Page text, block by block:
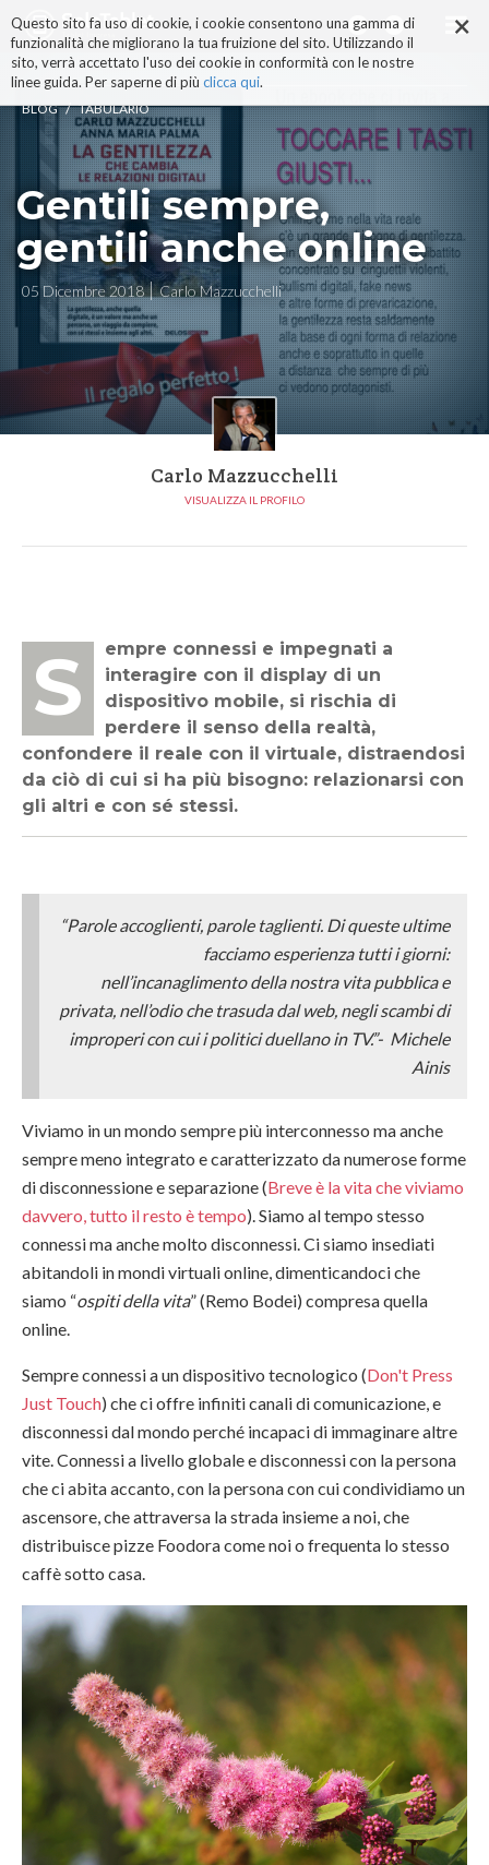
×
Questo sito fa uso di cookie, i cookie consentono una gamma di
funzionalità che migliorano la tua fruizione del sito. Utilizzando il
sito, verrà accettato l'uso dei cookie in conformità con le nostre
linee guida. Per saperne di più clicca qui.
ai
contenuti.
|
alla
navigazione
BLOG / TABULARIO
Gentili sempre,
gentili anche online
05 Dicembre 2018 Carlo Mazzucchelli
Carlo Mazzucchelli
VISUALIZZA IL PROFILO
Sempre connessi e impegnati a
interagire con il display di un
dispositivo mobile, si rischia di
perdere il senso della realtà,
confondere il reale con il virtuale, distraendosi
da ciò di cui si ha più bisogno: relazionarsi con
gli altri e con sé stessi.
“Parole accoglienti, parole taglienti. Di queste ultime
facciamo esperienza tutti i giorni:
nell’incanaglimento della nostra vita pubblica e
privata, nell’odio che trasuda dal web, negli scambi di
improperi con cui i politici duellano in TV.”- Michele
Ainis
Viviamo in un mondo sempre più interconnesso ma anche
sempre meno integrato e caratterizzato da numerose forme
di disconnessione e separazione (Breve è la vita che viviamo
davvero, tutto il resto è tempo). Siamo al tempo stesso
connessi ma anche molto disconnessi. Ci siamo insediati
abitandoli in mondi virtuali online, dimenticandoci che
siamo “ospiti della vita” (Remo Bodei) compresa quella
online.
Sempre connessi a un dispositivo tecnologico (Don't Press
Just Touch) che ci offre infiniti canali di comunicazione, e
disconnessi dal mondo perché incapaci di immaginare altre
vite. Connessi a livello globale e disconnessi con la persona
che ci abita accanto, con la persona con cui condividiamo un
ascensore, che attraversa la strada insieme a noi, che
distribuisce pizze Foodora come noi o frequenta lo stesso
caffè sotto casa.